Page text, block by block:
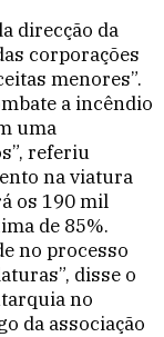
direcção da
corporações
menores”.
a incêndio
uma
referiu
na viatura
os 190 mil
de 85%.
no processo
disse o
no
da associação